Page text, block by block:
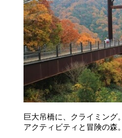
巨大吊橋に、クライミング。
アクティビティと冒険の森。